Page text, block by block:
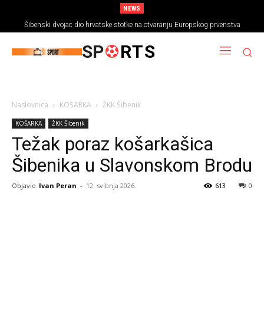
NEWS
Šibenski dvojac dio hrvatske stotke na otvaranju Europskog prvenstva
SP RTS
Naslovnica KOŠARKA ŽKK Šibenik
KOŠARKA ŽKK Šibenik
Težak poraz košarkašica
Šibenika u Slavonskom Brodu
Objavio Ivan Peran - 12. svibnja 2026. 0
613